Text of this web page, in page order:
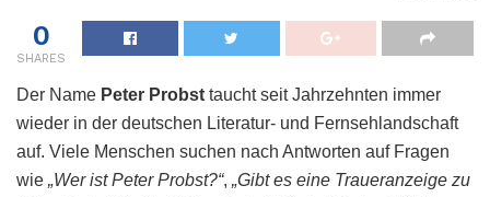
0
SHARES
Der Name Peter Probst taucht seit Jahrzehnten immer
wieder in der deutschen Literatur- und Fernsehlandschaft
auf. Viele Menschen suchen nach Antworten auf Fragen
wie „Wer ist Peter Probst?“, „Gibt es eine Traueranzeige zu